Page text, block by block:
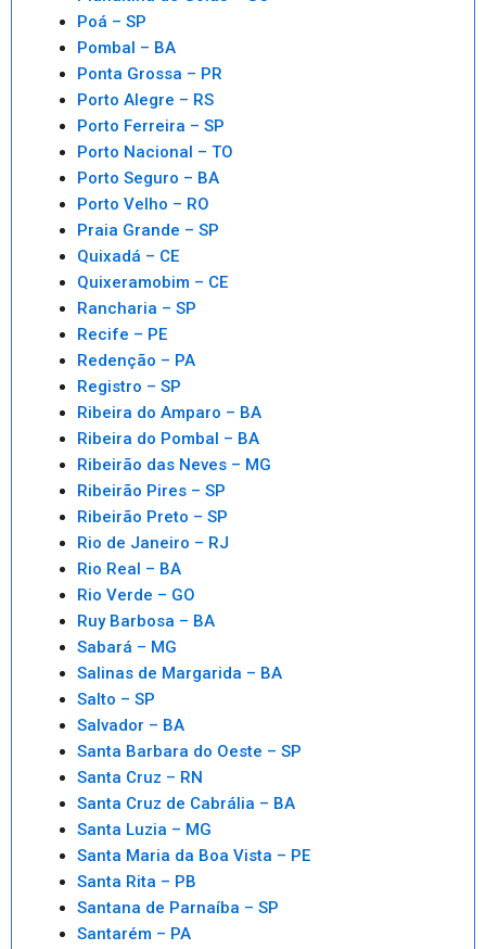
Poá – SP
Pombal – BA
Ponta Grossa – PR
Porto Alegre – RS
Porto Ferreira – SP
Porto Nacional – TO
Porto Seguro – BA
Porto Velho – RO
Praia Grande – SP
Quixadá – CE
Quixeramobim – CE
Rancharia – SP
Recife – PE
Redenção – PA
Registro – SP
Ribeira do Amparo – BA
Ribeira do Pombal – BA
Ribeirão das Neves – MG
Ribeirão Pires – SP
Ribeirão Preto – SP
Rio de Janeiro – RJ
Rio Real – BA
Rio Verde – GO
Ruy Barbosa – BA
Sabará – MG
Salinas de Margarida – BA
Salto – SP
Salvador – BA
Santa Barbara do Oeste – SP
Santa Cruz – RN
Santa Cruz de Cabrália – BA
Santa Luzia – MG
Santa Maria da Boa Vista – PE
Santa Rita – PB
Santana de Parnaíba – SP
Santarém – PA